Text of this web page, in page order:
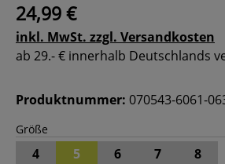
24,99 €
inkl. MwSt. zzgl. Versandkosten
ab 29.- € innerhalb Deutschlands
Produktnummer: 070543-6061-
Größe
4 5 6 7 8